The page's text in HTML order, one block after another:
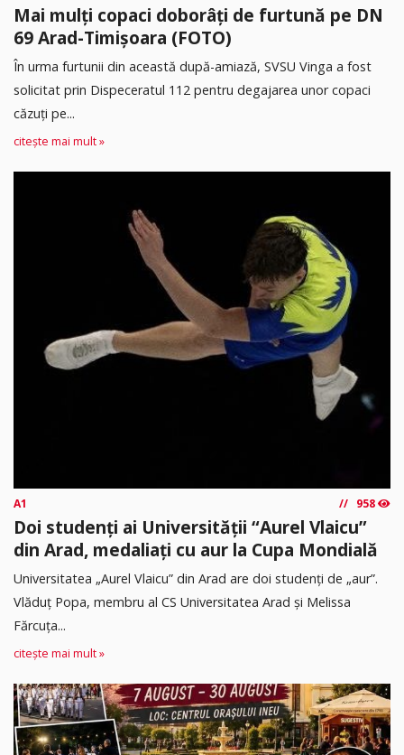
Mai mulți copaci doborâți de furtună pe DN
69 Arad-Timișoara (FOTO)
În urma furtunii din această după-amiază, SVSU Vinga a fost
solicitat prin Dispeceratul 112 pentru degajarea unor copaci
căzuți pe...
citește mai mult »
A1 958
Doi studenți ai Universității “Aurel Vlaicu”
din Arad, medaliați cu aur la Cupa Mondială
Universitatea „Aurel Vlaicu” din Arad are doi studenți de „aur”.
Vlăduț Popa, membru al CS Universitatea Arad și Melissa
Fărcuța...
citește mai mult »